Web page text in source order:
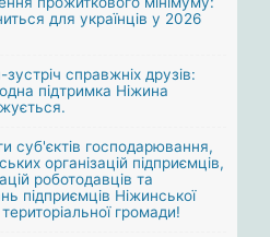
для українців у 2026
справжніх друзів:
підтримка Ніжина
суб'єктів господарювання,
організацій підприємців,
роботодавців та
підприємців Ніжинської
територіальної громади!